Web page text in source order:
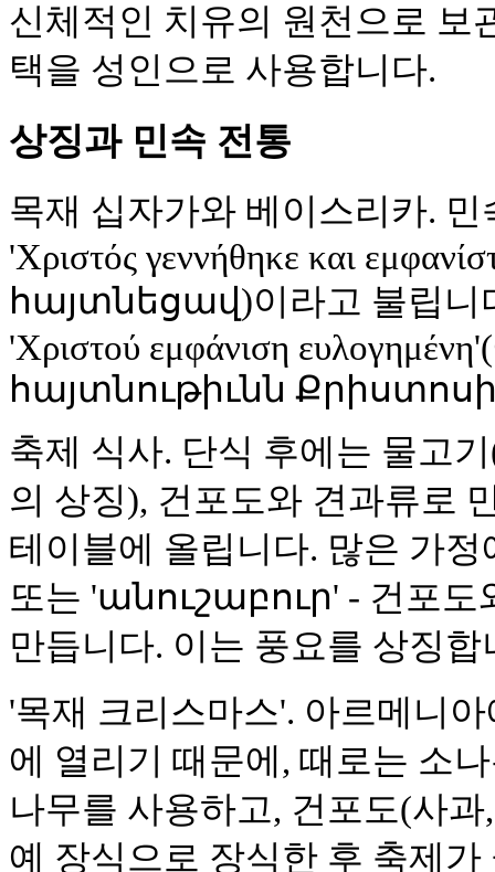
신체적인 치유의 원천으로 보
택을 성인으로 사용합니다.
상징과 민속 전통
목재 십자가와 베이스리카.
'Χριστός γεννήθηκε και
հայտնեցավ)이라고 불립니
'Χριστού εμφάνιση
հայտնութիւնն
축제 식사. 단식 후에는 물고
의 상징), 건포도와 견과류로
테이블에 올립니다. 많은
또는 'անուշաբուր' - 건포도
만듭니다. 이는 풍요를 상징합
'목재 크리스마스'. 아르메니
에 열리기 때문에, 때로는 소
나무를 사용하고, 건포도(사
예 장식으로 장식한 후 축제